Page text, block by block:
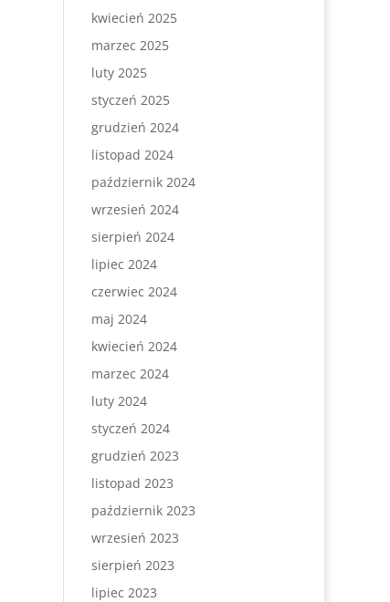
kwiecień 2025
marzec 2025
luty 2025
styczeń 2025
grudzień 2024
listopad 2024
październik 2024
wrzesień 2024
sierpień 2024
lipiec 2024
czerwiec 2024
maj 2024
kwiecień 2024
marzec 2024
luty 2024
styczeń 2024
grudzień 2023
listopad 2023
październik 2023
wrzesień 2023
sierpień 2023
lipiec 2023